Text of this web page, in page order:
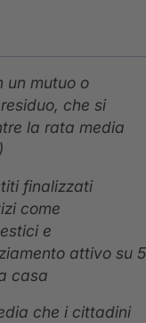
un mutuo o
che si
la rata media
finalizzati
come
e
attivo su 5
casa
che i cittadini